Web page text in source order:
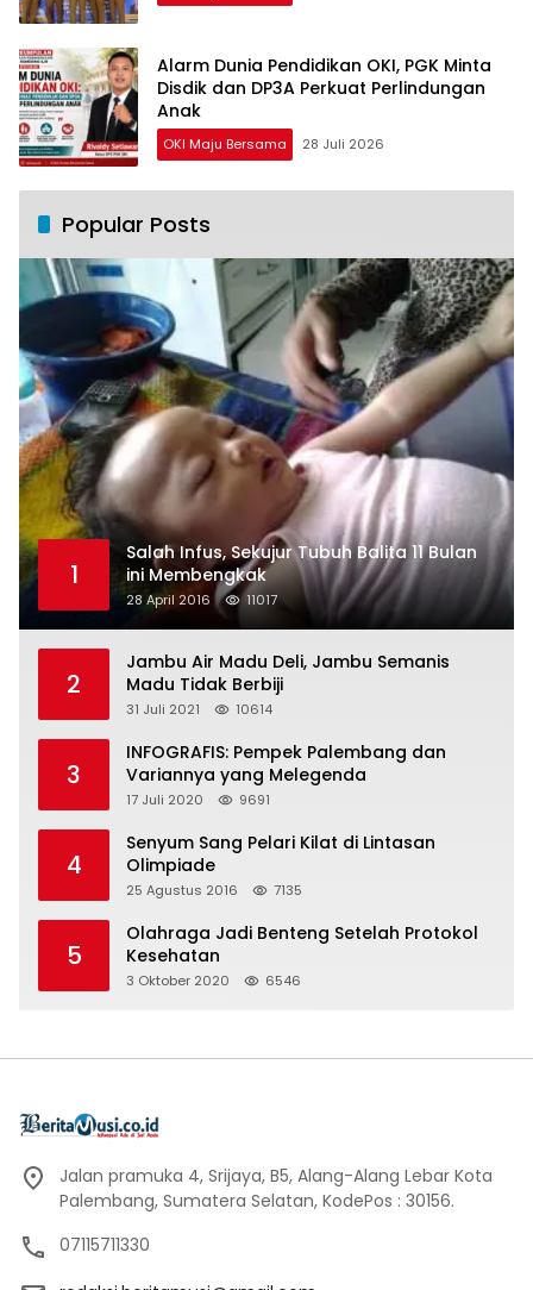
Alarm Dunia Pendidikan OKI, PGK Minta
Disdik dan DP3A Perkuat Perlindungan
Anak
OKI Maju Bersama 28 Juli 2026
Popular Posts
1
Salah Infus, Sekujur Tubuh Balita 11 Bulan
ini Membengkak
28 April 2016 11017
2
Jambu Air Madu Deli, Jambu Semanis
Madu Tidak Berbiji
31 Juli 2021 10614
3
INFOGRAFIS: Pempek Palembang dan
Variannya yang Melegenda
17 Juli 2020 9691
4
Senyum Sang Pelari Kilat di Lintasan
Olimpiade
25 Agustus 2016 7135
5
Olahraga Jadi Benteng Setelah Protokol
Kesehatan
3 Oktober 2020 6546
Jalan pramuka 4, Srijaya, B5, Alang-Alang Lebar Kota
Palembang, Sumatera Selatan, KodePos : 30156.
07115711330